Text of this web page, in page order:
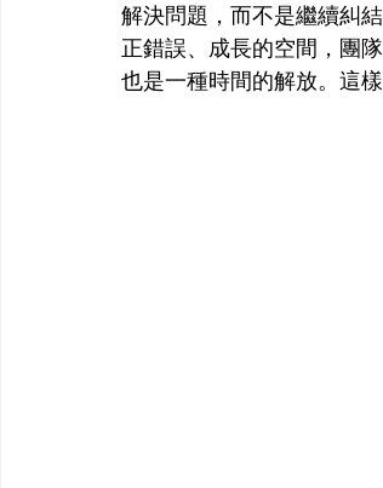
解決問題，而不是繼續糾
正錯誤、成長的空間，團
也是一種時間的解放。這